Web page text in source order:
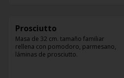
Prosciutto
Masa de 32 cm. tamaño familiar
rellena con pomodoro, parmesano,
láminas de prosciutto.